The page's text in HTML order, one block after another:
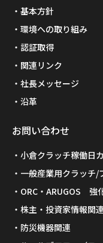
基本方針
環境への取り組み
認証取得
関連リンク
社長メッセージ
沿革
お問い合わせ
小倉クラッチ稼働日
一般産業用クラッチ/
ORC・ARUGOS 強
株主・投資家情報関連
防災機器関連